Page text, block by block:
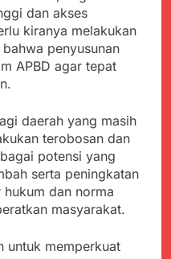
Lingkungan
APBD Tahun
Kab.Sukabumi
Rp 31 Miliar
16, 2024
Kepedulian Polri,
Sumenep
Empat
Kebakaran KMP
Sentosa 2 ke
Pusat Tg. Perak
Negeri Nyalindung
Diduga
Pungutan
Komite Sekolah,
karena Dinilai
dengan
Disdik Jabar
4, 2026
Umum FSP
Indonesia
Isu Mogok
TKBM: “Belum
3, 2026
dan Kehangatan
dan akses
kiranya melakukan
penyusunan
APBD agar tepat
daerah yang masih
terobosan dan
potensi yang
serta peningkatan
dan norma
masyarakat.
untuk memperkuat